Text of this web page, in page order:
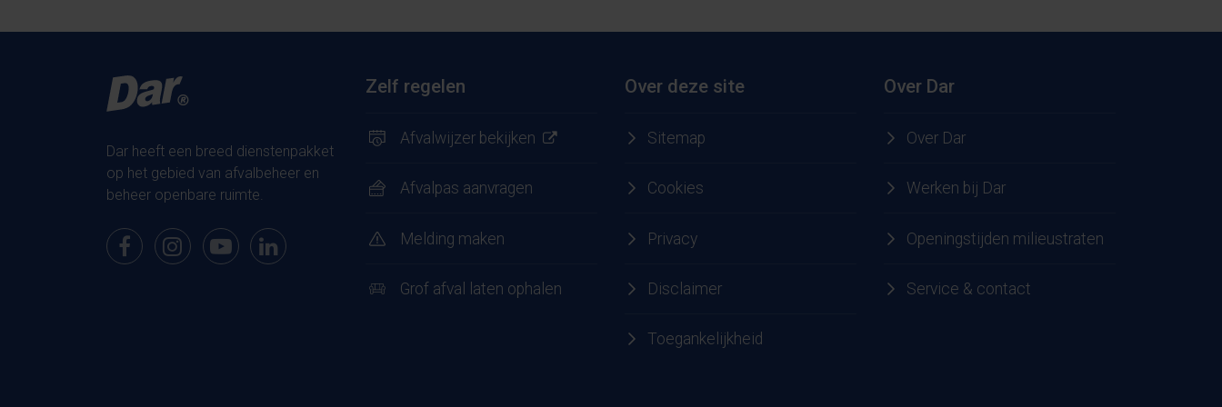
Dar heeft een breed dienstenpakket
op het gebied van afvalbeheer en
beheer openbare ruimte.
Bekijk onze pagina op Facebook
Bekijk onze pagina op Instagram
Bekijk onze pagina op Youtube
Bekijk onze pagina op LinkedIn
Zelf regelen
Afvalwijzer bekijken
Afvalpas aanvragen
Melding maken
Grof afval laten ophalen
Over deze site
Sitemap
Cookies
Privacy
Disclaimer
Toegankelijkheid
Over Dar
Over Dar
Werken bij Dar
Openingstijden milieustraten
Service & contact